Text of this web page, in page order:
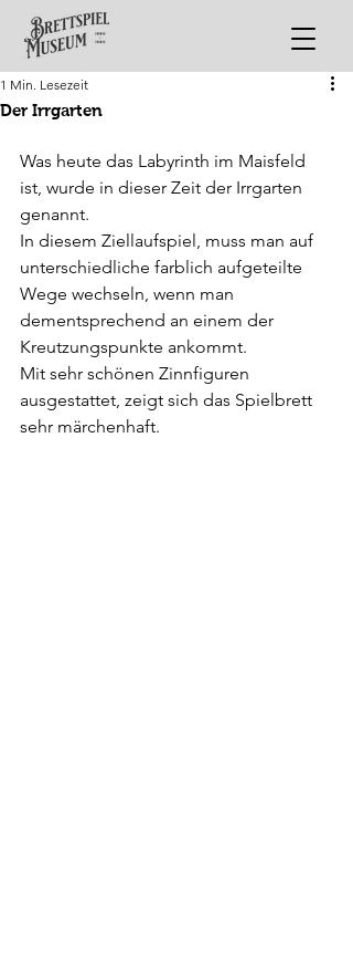
Der Irrgarten
1 Min. Lesezeit
Was heute das Labyrinth im Maisfeld
ist, wurde in dieser Zeit der Irrgarten
genannt.
In diesem Ziellaufspiel, muss man auf
unterschiedliche farblich aufgeteilte
Wege wechseln, wenn man
dementsprechend an einem der
Kreutzungspunkte ankommt.
Mit sehr schönen Zinnfiguren
ausgestattet, zeigt sich das Spielbrett
sehr märchenhaft.